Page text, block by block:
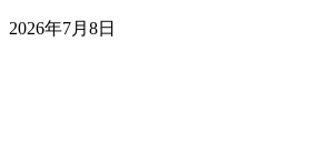
2026年7月8日